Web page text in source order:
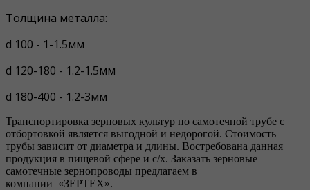
Толщина металла:
d 100 - 1-1.5мм
d 120-180 - 1.2-1.5мм
d 180-400 - 1.2-3мм
Транспортировка зерновых культур по самотечной трубе с
отбортовкой является выгодной и недорогой. Стоимость
трубы зависит от диаметра и длины. Востребована данная
продукция в пищевой сфере и с/х. Заказать зерновые
самотечные зернопроводы предлагаем в
компании «ЗЕРТЕХ».